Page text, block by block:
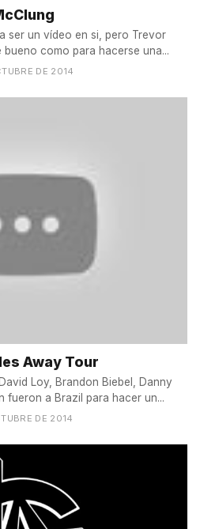
ser un vídeo en si, pero Trevor
bueno como para hacerse una...
DE 2014
Away Tour
Loy, Brandon Biebel, Danny
fueron a Brazil para hacer un...
DE 2014